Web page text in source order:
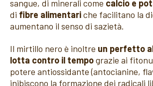
sangue, di minerali come calcio e
di fibre alimentariche facilitano la
aumentano il senso di sazietà.
Il mirtillo nero è inoltre un perfetto
lotta contro il tempograzie ai
potere antiossidante (antocianine,
inibiscono la formazione dei radicali